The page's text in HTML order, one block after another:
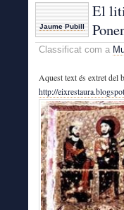
Jaume Pubill
El
Classificat com a
Aquest text és extret del
http://